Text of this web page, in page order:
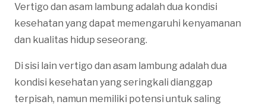
Vertigo dan asam lambung adalah dua kondisi
kesehatan yang dapat memengaruhi kenyamanan
dan kualitas hidup seseorang.
Di sisi lain vertigo dan asam lambung adalah dua
kondisi kesehatan yang seringkali dianggap
terpisah, namun memiliki potensi untuk saling